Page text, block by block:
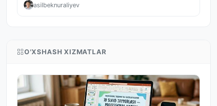
asilbeknuraliyev
O'XSHASH XIZMATLAR